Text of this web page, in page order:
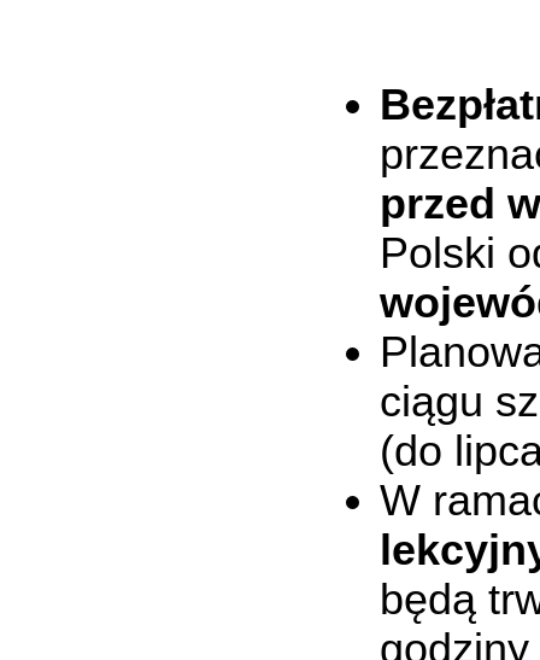
przed
Polski
ciągu
(do
W
będą